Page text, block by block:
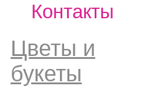
Контакты
Цветы и
букеты